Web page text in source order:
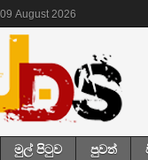
09 August 2026
මුල් පිටුව පුවත්